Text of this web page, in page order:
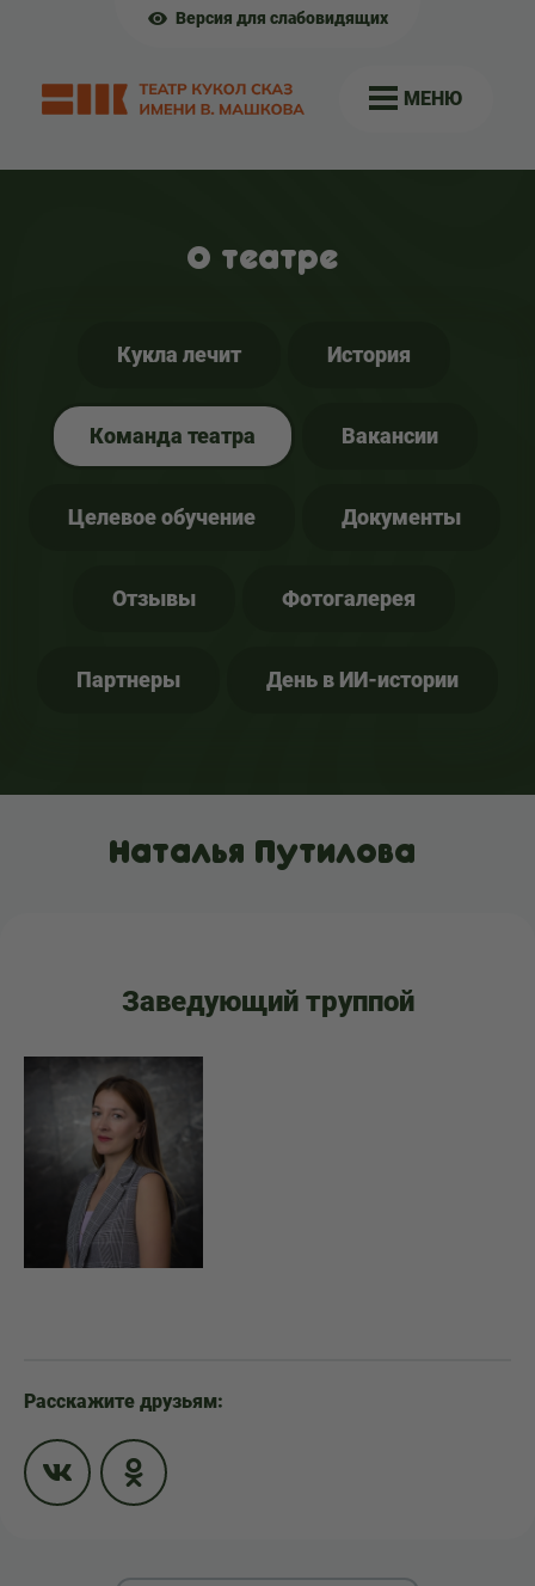
Версия для слабовидящих
МЕНЮ
О театре
Кукла лечит История
Команда театра Вакансии
Целевое обучение Документы
Отзывы Фотогалерея
Партнеры День в ИИ-истории
Наталья Путилова
Заведующий труппой
Расскажите друзьям: